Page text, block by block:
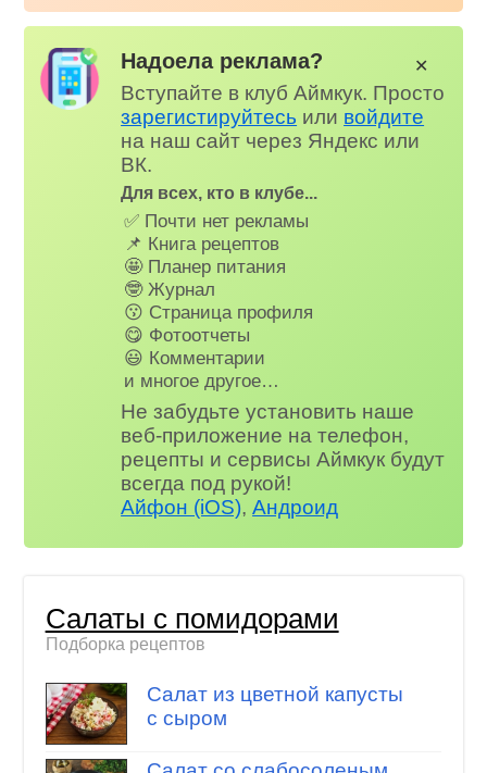
Надоела реклама?
Вступайте в клуб Аймкук. Просто
зарегистируйтесь или войдите
на наш сайт через Яндекс или
ВК.
Для всех, кто в клубе...
✅ Почти нет рекламы
📌 Книга рецептов
🤩 Планер питания
🤓 Журнал
😗 Страница профиля
😋 Фотоотчеты
😃 Комментарии
и многое другое…
Не забудьте установить наше
веб-приложение на телефон,
рецепты и сервисы Аймкук будут
всегда под рукой!
Айфон (iOS),Андроид
✕
Салаты с помидорами
Подборка рецептов
Салат из цветной капусты
с сыром